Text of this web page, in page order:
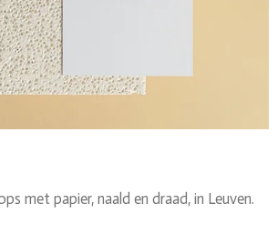
met papier, naald en draad, in Leuven.